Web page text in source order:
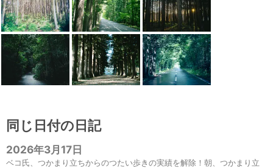
同じ日付の日記
2026年3月17日
ベコ氏、つかまり立ちからのつたい歩きの実績を解除！朝、つかまり立